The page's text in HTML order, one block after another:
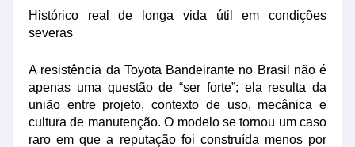
Histórico real de longa vida útil em condições
severas
A resistência da Toyota Bandeirante no Brasil não é
apenas uma questão de “ser forte”; ela resulta da
união entre projeto, contexto de uso, mecânica e
cultura de manutenção. O modelo se tornou um caso
raro em que a reputação foi construída menos por